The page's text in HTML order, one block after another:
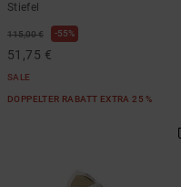
Stiefel
115,00 € 55%
51,75 €
SALE
DOPPELTER RABATT EXTRA 25 %